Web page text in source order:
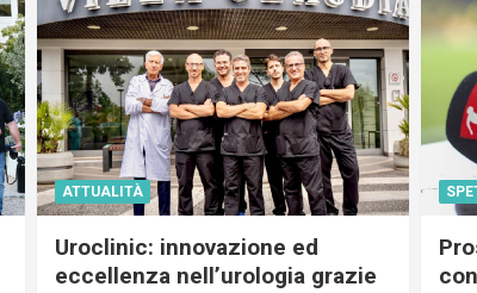
ATTUALITÀ
Uroclinic: innovazione ed
eccellenza nell’urologia grazie